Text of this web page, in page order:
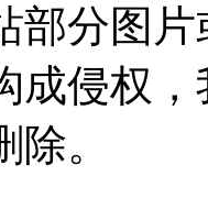
部分图
成侵权
。